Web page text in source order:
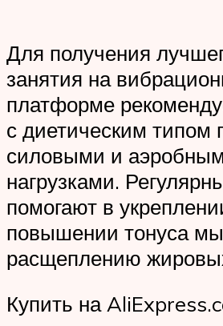
Для получения
занятия на
платформе
с диетическим типом
силовыми и
нагрузками.
помогают в
повышении тонуса
расщеплению
Купить на